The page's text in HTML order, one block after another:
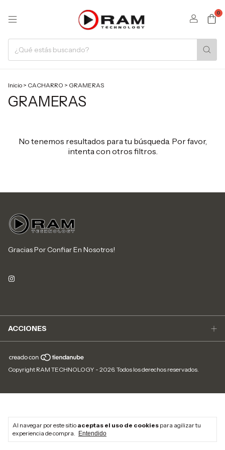
0
Al navegar por este sitio aceptas el uso de cookies para agilizar tu
experiencia de compra.
Entendido
Inicio > CACHARRO > GRAMERAS
GRAMERAS
No tenemos resultados para tu búsqueda. Por favor,
intenta con otros filtros.
Gracias Por Confiar En Nosotros!
ACCIONES
Copyright RAM TECHNOLOGY - 2026. Todos los derechos reservados.